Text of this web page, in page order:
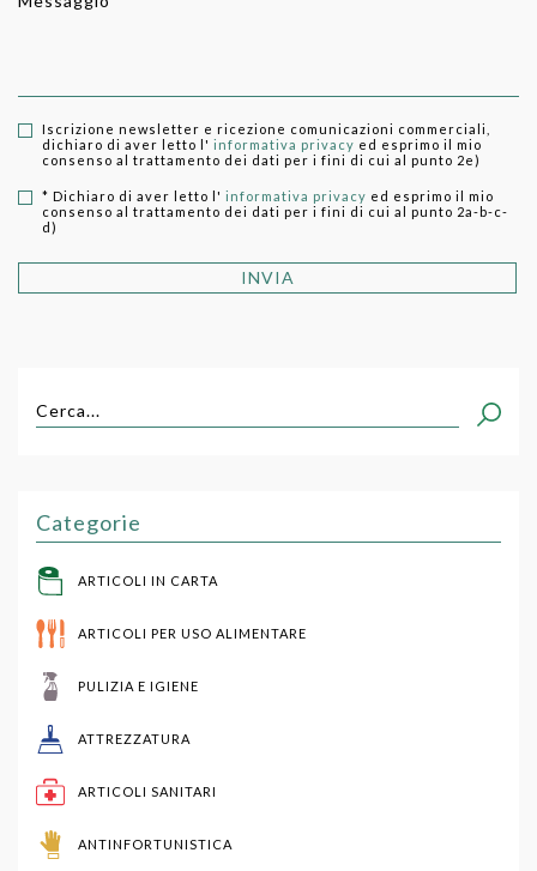
Iscrizione newsletter e ricezione comunicazioni commerciali,
dichiaro di aver letto l' informativa privacy ed esprimo il mio
consenso al trattamento dei dati per i fini di cui al punto 2e)
* Dichiaro di aver letto l' informativa privacy ed esprimo il mio
consenso al trattamento dei dati per i fini di cui al punto 2a-b-c-
d)
INVIA
Cerca...
Categorie
ARTICOLI IN CARTA
ARTICOLI PER USO ALIMENTARE
PULIZIA E IGIENE
ATTREZZATURA
ARTICOLI SANITARI
ANTINFORTUNISTICA